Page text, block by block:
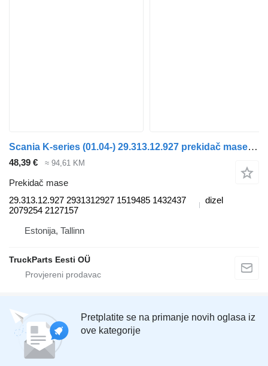
Scania K-series (01.04-) 29.313.12.927 prekidač mase za Scania K,N,F-series bus (2006-) autobusa
48,39 € ≈ 94,61 KM
Prekidač mase
29.313.12.927 2931312927 1519485 1432437
2079254 2127157
dizel
Estonija, Tallinn
TruckParts Eesti OÜ
Pretplatite se na primanje novih oglasa iz
ove kategorije